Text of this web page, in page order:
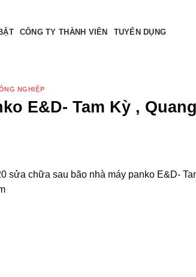
CÔNG TY THÀNH VIÊN TUYỂN DỤNG
NGHIỆP
E&D- Tam Kỳ ,
sửa chữa sau bão nhà máy panko E&D-